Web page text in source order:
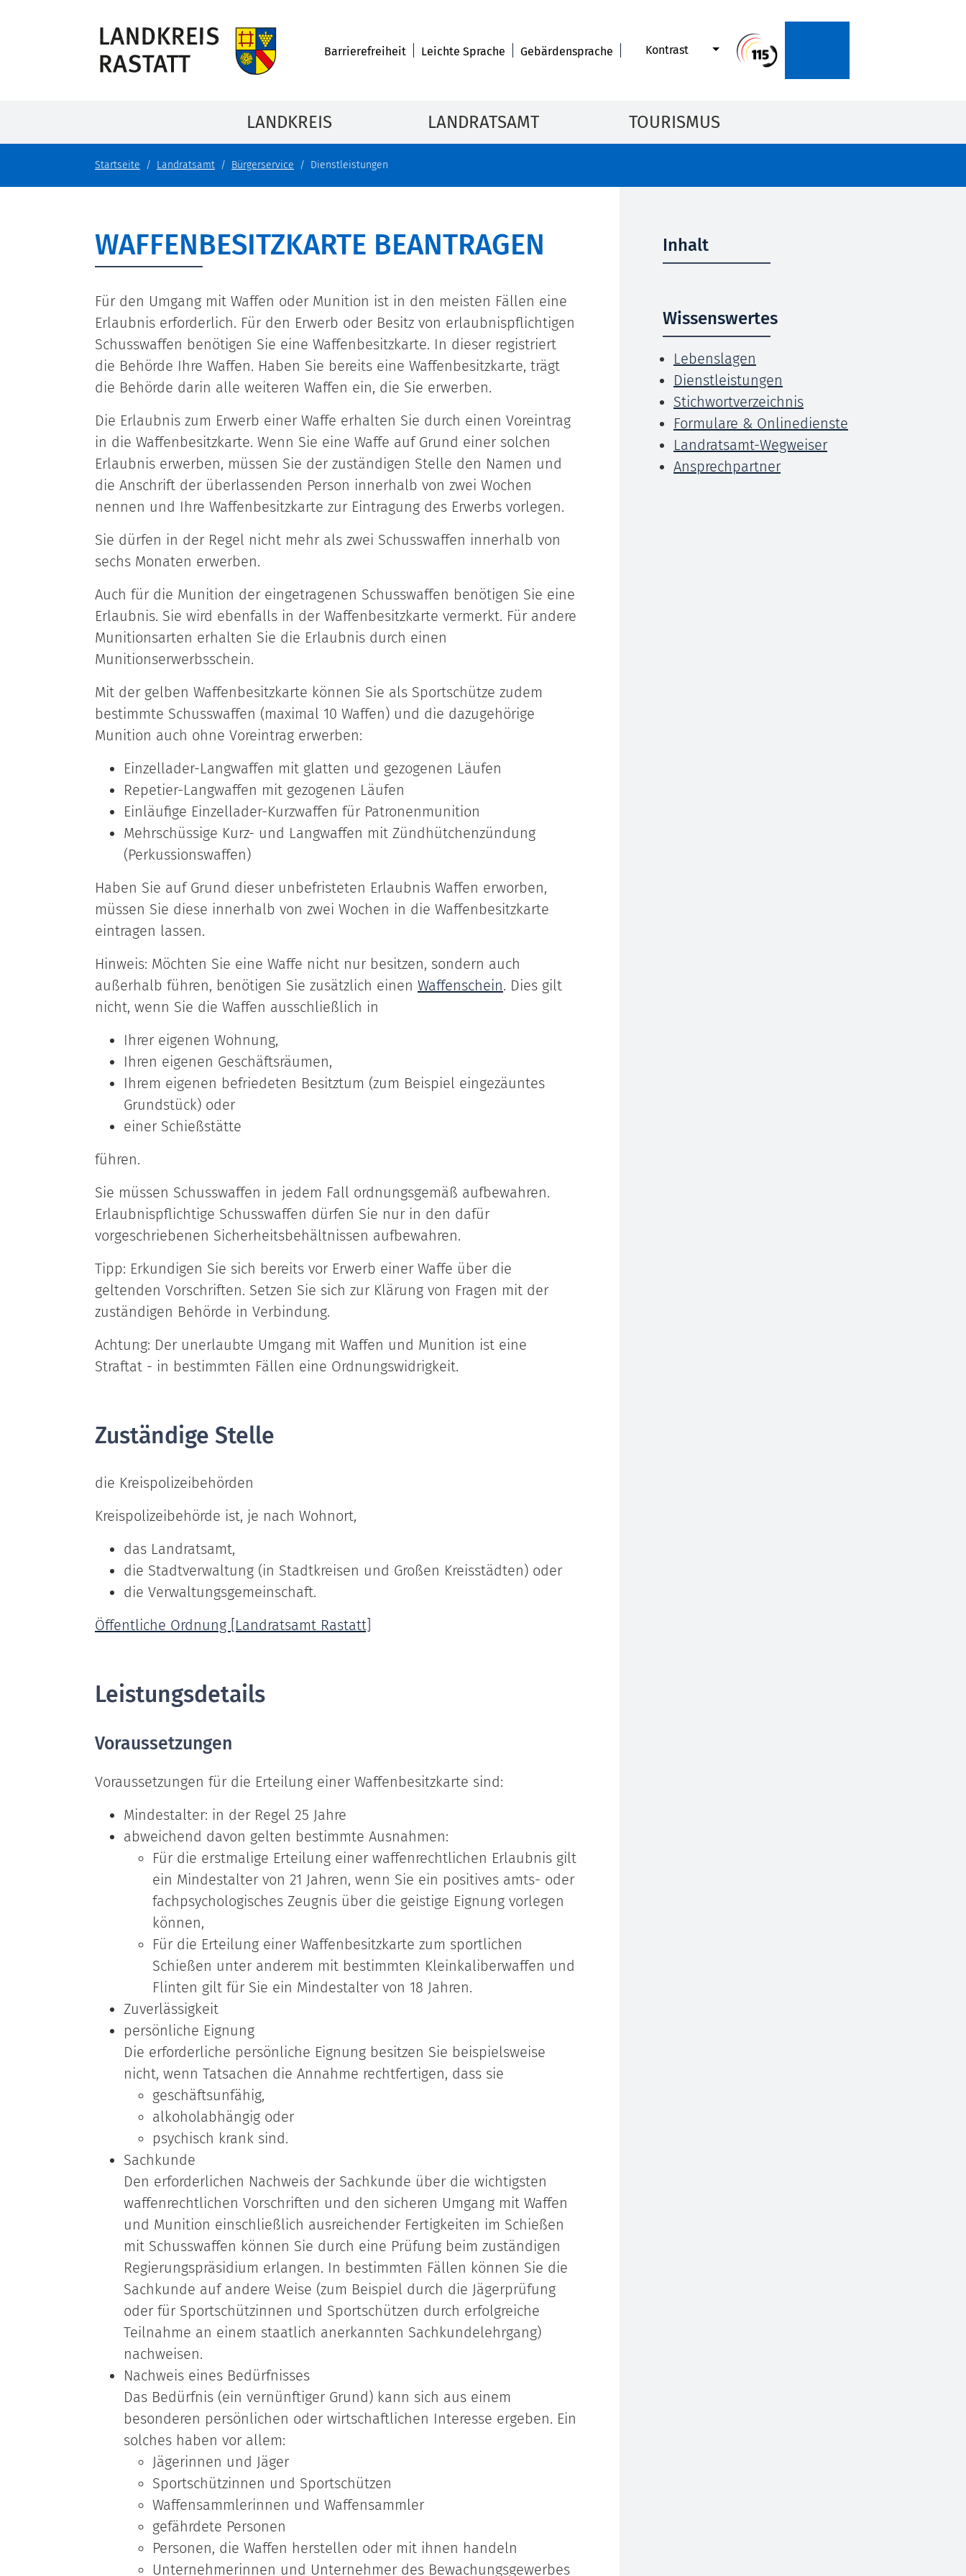
Barrierefreiheit Leichte Sprache Gebärdensprache Kontrast
LANDKREIS LANDRATSAMT TOURISMUS
Startseite Landratsamt Bürgerservice Dienstleistungen
WAFFENBESITZKARTE BEANTRAGEN
Für den Umgang mit Waffen oder Munition ist in den meisten Fällen eine
Erlaubnis erforderlich. Für den Erwerb oder Besitz von erlaubnispflichtigen
Schusswaffen benötigen Sie eine Waffenbesitzkarte. In dieser registriert
die Behörde Ihre Waffen. Haben Sie bereits eine Waffenbesitzkarte, trägt
die Behörde darin alle weiteren Waffen ein, die Sie erwerben.
Die Erlaubnis zum Erwerb einer Waffe erhalten Sie durch einen Voreintrag
in die Waffenbesitzkarte. Wenn Sie eine Waffe auf Grund einer solchen
Erlaubnis erwerben, müssen Sie der zuständigen Stelle den Namen und
die Anschrift der überlassenden Person innerhalb von zwei Wochen
nennen und Ihre Waffenbesitzkarte zur Eintragung des Erwerbs vorlegen.
Sie dürfen in der Regel nicht mehr als zwei Schusswaffen innerhalb von
sechs Monaten erwerben.
Auch für die Munition der eingetragenen Schusswaffen benötigen Sie eine
Erlaubnis. Sie wird ebenfalls in der Waffenbesitzkarte vermerkt. Für andere
Munitionsarten erhalten Sie die Erlaubnis durch einen
Munitionserwerbsschein.
Mit der gelben Waffenbesitzkarte können Sie als Sportschütze zudem
bestimmte Schusswaffen (maximal 10 Waffen) und die dazugehörige
Munition auch ohne Voreintrag erwerben:
Einzellader-Langwaffen mit glatten und gezogenen Läufen
Repetier-Langwaffen mit gezogenen Läufen
Einläufige Einzellader-Kurzwaffen für Patronenmunition
Mehrschüssige Kurz- und Langwaffen mit Zündhütchenzündung
(Perkussionswaffen)
Haben Sie auf Grund dieser unbefristeten Erlaubnis Waffen erworben,
müssen Sie diese innerhalb von zwei Wochen in die Waffenbesitzkarte
eintragen lassen.
Hinweis: Möchten Sie eine Waffe nicht nur besitzen, sondern auch
außerhalb führen, benötigen Sie zusätzlich einen Waffenschein. Dies gilt
nicht, wenn Sie die Waffen ausschließlich in
Ihrer eigenen Wohnung,
Ihren eigenen Geschäftsräumen,
Ihrem eigenen befriedeten Besitztum (zum Beispiel eingezäuntes
Grundstück) oder
einer Schießstätte
führen.
Sie müssen Schusswaffen in jedem Fall ordnungsgemäß aufbewahren.
Erlaubnispflichtige Schusswaffen dürfen Sie nur in den dafür
vorgeschriebenen Sicherheitsbehältnissen aufbewahren.
Tipp: Erkundigen Sie sich bereits vor Erwerb einer Waffe über die
geltenden Vorschriften. Setzen Sie sich zur Klärung von Fragen mit der
zuständigen Behörde in Verbindung.
Achtung: Der unerlaubte Umgang mit Waffen und Munition ist eine
Straftat - in bestimmten Fällen eine Ordnungswidrigkeit.
Zuständige Stelle
die Kreispolizeibehörden
Kreispolizeibehörde ist, je nach Wohnort,
das Landratsamt,
die Stadtverwaltung (in Stadtkreisen und Großen Kreisstädten) oder
die Verwaltungsgemeinschaft.
Öffentliche Ordnung [Landratsamt Rastatt]
Leistungsdetails
Voraussetzungen
Voraussetzungen für die Erteilung einer Waffenbesitzkarte sind:
Mindestalter: in der Regel 25 Jahre
abweichend davon gelten bestimmte Ausnahmen:
Für die erstmalige Erteilung einer waffenrechtlichen Erlaubnis gilt
ein Mindestalter von 21 Jahren, wenn Sie ein positives amts- oder
fachpsychologisches Zeugnis über die geistige Eignung vorlegen
können,
Für die Erteilung einer Waffenbesitzkarte zum sportlichen
Schießen unter anderem mit bestimmten Kleinkaliberwaffen und
Flinten gilt für Sie ein Mindestalter von 18 Jahren.
Zuverlässigkeit
persönliche Eignung
Die erforderliche persönliche Eignung besitzen Sie beispielsweise
nicht, wenn Tatsachen die Annahme rechtfertigen, dass sie
geschäftsunfähig,
alkoholabhängig oder
psychisch krank sind.
Sachkunde
Den erforderlichen Nachweis der Sachkunde über die wichtigsten
waffenrechtlichen Vorschriften und den sicheren Umgang mit Waffen
und Munition einschließlich ausreichender Fertigkeiten im Schießen
mit Schusswaffen können Sie durch eine Prüfung beim zuständigen
Regierungspräsidium erlangen. In bestimmten Fällen können Sie die
Sachkunde auf andere Weise (zum Beispiel durch die Jägerprüfung
oder für Sportschützinnen und Sportschützen durch erfolgreiche
Teilnahme an einem staatlich anerkannten Sachkundelehrgang)
nachweisen.
Nachweis eines Bedürfnisses
Das Bedürfnis (ein vernünftiger Grund) kann sich aus einem
besonderen persönlichen oder wirtschaftlichen Interesse ergeben. Ein
solches haben vor allem:
Jägerinnen und Jäger
Sportschützinnen und Sportschützen
Waffensammlerinnen und Waffensammler
gefährdete Personen
Personen, die Waffen herstellen oder mit ihnen handeln
Unternehmerinnen und Unternehmer des Bewachungsgewerbes
Inhalt
Wissenswertes
Lebenslagen
Dienstleistungen
Stichwortverzeichnis
Formulare & Onlinedienste
Landratsamt-Wegweiser
Ansprechpartner